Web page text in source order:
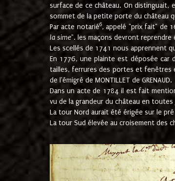
surface de ce château. On
sommet de la petite porte du château
Par acte notarié6, appelé "prix fait" de
la sime". les maçons devront reprendre
Les scellés de 1741 nous apprennent
En 1776, une plainte est déposée car
tailles, ferrures des portes et fenêtres
de l'émigré de MONTILLET de GRENAUD.
Dans un acte de 1784 il est fait
vu de la grandeur du château en toutes
La tour Nord aurait été érigée sur le
La tour Sud élevée au croisement des